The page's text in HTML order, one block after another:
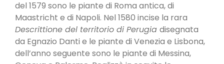
del 1579 sono le piante di Roma antica, di
Maastricht e di Napoli. Nel 1580 incise la rara
Descrittione del territorio di Perugia disegnata
da Egnazio Danti e le piante di Venezia e Lisbona,
dell’anno seguente sono le piante di Messina,